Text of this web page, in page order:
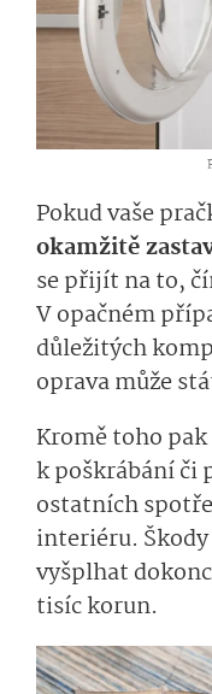
Pokud vaše
okamžitě
se přijít na to,
V opačném
důležitých
oprava může
Kromě toho
k poškrábání či
ostatních
interiéru.
vyšplhat
tisíc korun.